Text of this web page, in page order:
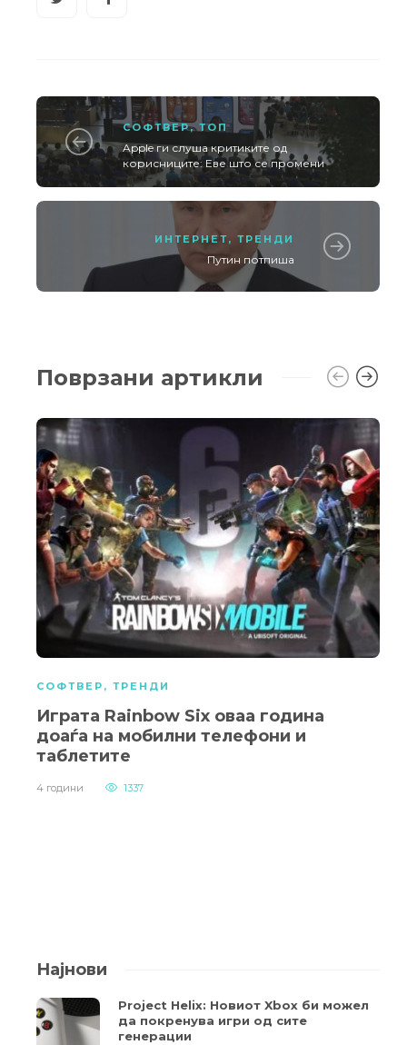
СОФТВЕР, ТОП
Apple ги слуша критиките од
корисниците: Еве што се промени
ИНТЕРНЕТ, ТРЕНДИ
Путин потпиша
Поврзани артикли
СОФТВЕР , ТРЕНДИ
Играта Rainbow Six оваа година
доаѓа на мобилни телефони и
таблетите
4 години 1337
Најнови
Project Helix: Новиот Xbox би можел
да покренува игри од сите
генерации